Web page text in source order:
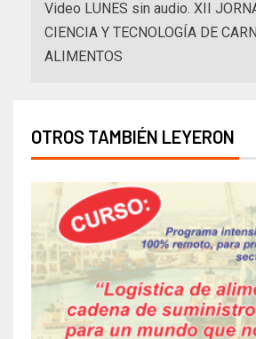
Video LUNES sin audio. XII
CIENCIA Y TECNOLOGÍA DE
ALIMENTOS
OTROS TAMBIÉN LEYERON